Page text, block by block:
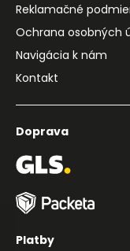
Reklamačné
Ochrana osobných
Navigácia k nám
Kontakt
Doprava
Platby